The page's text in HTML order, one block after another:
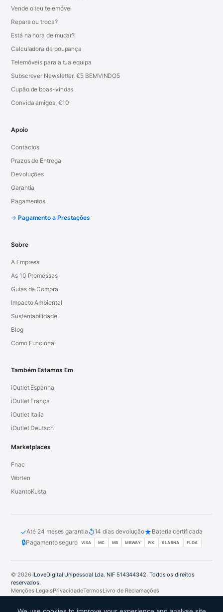
Vende o teu telemóvel
Repara ou troca?
Está na hora de mudar?
Calculadora de poupança
Telemóveis para a tua equipa
Subscrever Newsletter, €5 BEMVINDO5
Cupão de boas-vindas
Convida amigos, €10
Apoio
Contactos
Prazos de Entrega
Devoluções
Garantia
Pagamentos
Pagamento a Prestações
Sobre
A Empresa
As 10 Promessas
Guias de Compra
Impacto Ambiental
Sustentabilidade
Blog
Como Funciona
Também Estamos Em
iOutlet Espanha
iOutlet França
iOutlet Italia
iOutlet Deutsch
Marketplaces
Fnac
Worten
KuantoKusta
✓Até 24 meses garantia↺14 dias devolução★ Bateria certificada
🔒Pagamento seguro VISA MC MB MBWAY PIX KLARNA FLOA
© 2026iLoveDigital Unipessoal Lda. NIF 514344342. Todos os direitos
reservados.
Menções LegaisPrivacidadeTermosLivro de Reclamações